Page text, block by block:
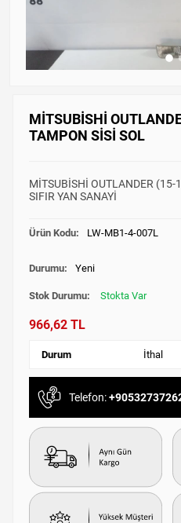
MİTSUBİSHİ
TAMPON SİSİ SOL
MİTSUBİSHİ OUTLANDER (15-
SIFIR YAN SANAYİ
Ürün Kodu: LW-MB1-4-007L
Durumu: Yeni
Stok Durumu: Stokta Var
966,62 TL
Durum İthal
Telefon: